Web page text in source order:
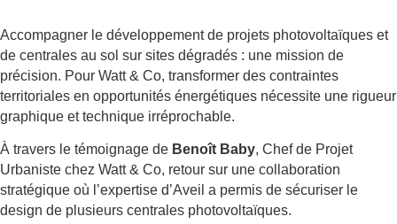
Accompagner le développement de projets photovoltaïques et
de centrales au sol sur sites dégradés : une mission de
précision. Pour Watt & Co, transformer des contraintes
territoriales en opportunités énergétiques nécessite une rigueur
graphique et technique irréprochable.
À travers le témoignage de Benoît Baby, Chef de Projet
Urbaniste chez Watt & Co, retour sur une collaboration
stratégique où l’expertise d’Aveil a permis de sécuriser le
design de plusieurs centrales photovoltaïques.